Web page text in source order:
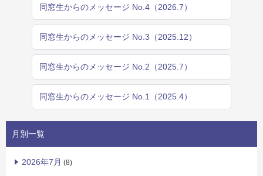
同窓生からのメッセージ No.4（2026.7）
同窓生からのメッセージ No.3（2025.12）
同窓生からのメッセージ No.2（2025.7）
同窓生からのメッセージ No.1（2025.4）
月別一覧
2026年7月 (8)